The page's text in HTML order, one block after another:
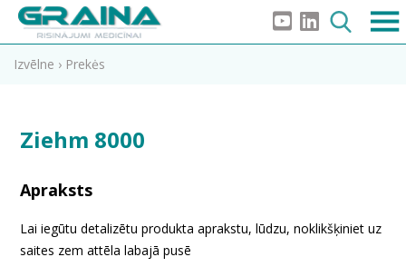
Izvēlne › Prekės
Ziehm 8000
Apraksts
Lai iegūtu detalizētu produkta aprakstu, lūdzu, noklikšķiniet uz
saites zem attēla labajā pusē